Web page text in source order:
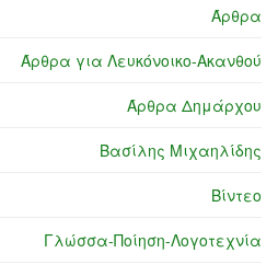
Άρθρα
Άρθρα για Λευκόνοικο-Ακανθού
Άρθρα Δημάρχου
Βασίλης Μιχαηλίδης
Βίντεο
Γλώσσα-Ποίηση-Λογοτεχνία